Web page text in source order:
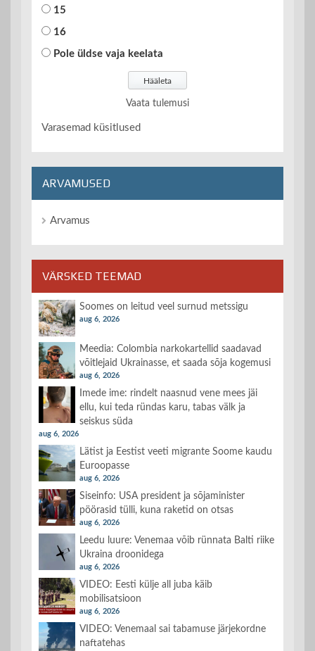
15
16
Pole üldse vaja keelata
Vaata tulemusi
Varasemad küsitlused
ARVAMUSED
Arvamus
VÄRSKED TEEMAD
Soomes on leitud veel surnud metssigu
aug 6, 2026
Meedia: Colombia narkokartellid saadavad
võitlejaid Ukrainasse, et saada sõja kogemusi
aug 6, 2026
Imede ime: rindelt naasnud vene mees jäi
ellu, kui teda ründas karu, tabas välk ja
seiskus süda
aug 6, 2026
Lätist ja Eestist veeti migrante Soome kaudu
Euroopasse
aug 6, 2026
Siseinfo: USA president ja sõjaminister
pöörasid tülli, kuna raketid on otsas
aug 6, 2026
Leedu luure: Venemaa võib rünnata Balti riike
Ukraina droonidega
aug 6, 2026
VIDEO: Eesti külje all juba käib
mobilisatsioon
aug 6, 2026
VIDEO: Venemaal sai tabamuse järjekordne
naftatehas